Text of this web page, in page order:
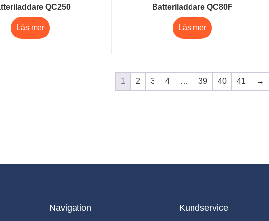
QC250
Läs mer
Batteriladdare QC80F
Läs mer
1 2 3 4 … 39 40 41 →
Navigation Kundservice